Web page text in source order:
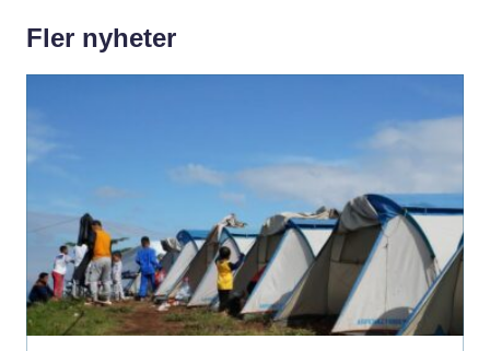
Fler nyheter